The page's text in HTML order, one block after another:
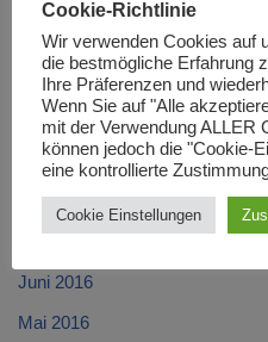
Dezember 2016
November 2016
Oktober 2016
September 2016
August 2016
Juni 2016
Mai 2016
Cookie-Richtlinie
Wir verwenden Cookies auf
die bestmögliche Erfahrung
Ihre Präferenzen und
Wenn Sie auf "Alle
mit der Verwendung ALLER
können jedoch die "Cookie-
eine kontrollierte
Cookie Einstellungen